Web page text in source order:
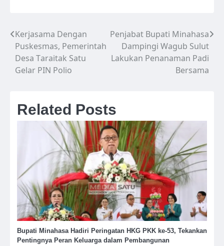
Navigasi
pos
Kerjasama Dengan
Puskesmas, Pemerintah
Desa Taraitak Satu
Gelar PIN Polio
Penjabat Bupati Minahasa
Dampingi Wagub Sulut
Lakukan Penanaman Padi
Bersama
Related Posts
Bupati Minahasa Hadiri Peringatan HKG PKK ke-53, Tekankan
Pentingnya Peran Keluarga dalam Pembangunan